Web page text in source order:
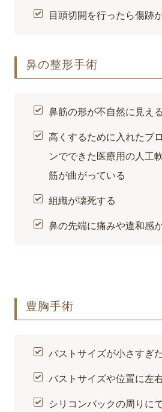
目頭切開を行ったら傷跡
鼻の整形手術
鼻筋の形が不自然に見える
高くするために入れたプ
ンでできた医療用の人工
筋が曲がっている
組織が壊死する
鼻の先端に痛みや違和感
豊胸手術
バストサイズが小さすぎ
バストサイズや位置に左
シリコンバックの周りに